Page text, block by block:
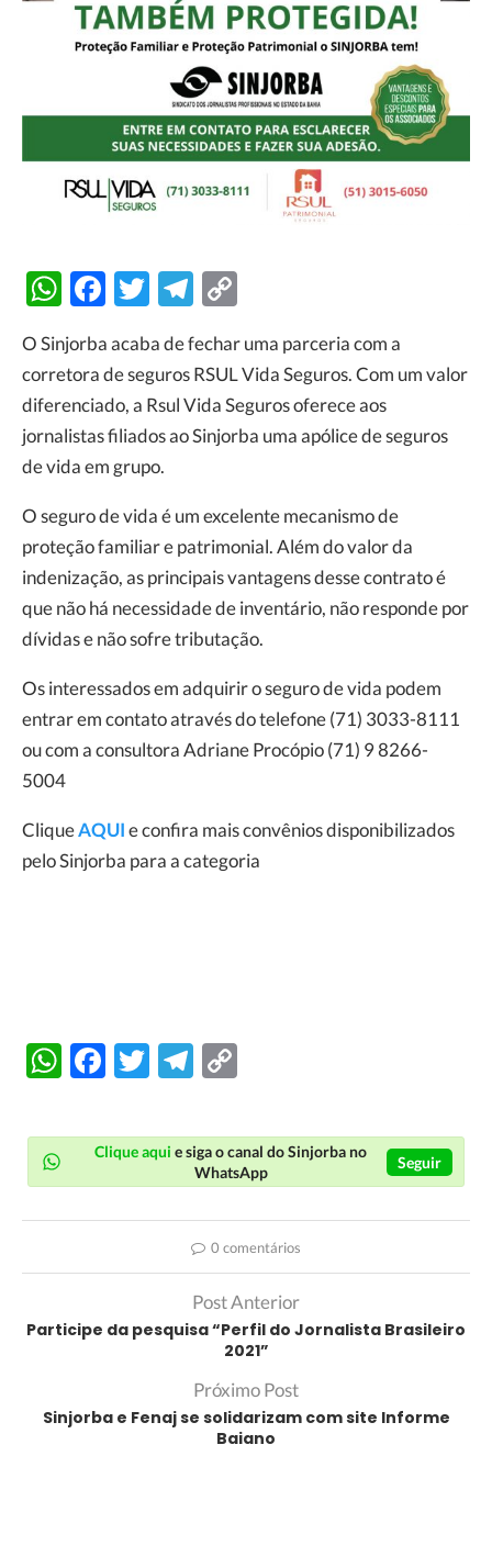
WhatsApp
Facebook
TwitterTelegram
O Sinjorba acaba de fechar uma parceria com a
corretora de seguros RSUL Vida Seguros. Com um valor
diferenciado, a Rsul Vida Seguros oferece aos
jornalistas filiados ao Sinjorba uma apólice de seguros
de vida em grupo.
O seguro de vida é um excelente mecanismo de
proteção familiar e patrimonial. Além do valor da
indenização, as principais vantagens desse contrato é
que não há necessidade de inventário, não responde por
dívidas e não sofre tributação.
Os interessados em adquirir o seguro de vida podem
entrar em contato através do telefone (71) 3033-8111
ou com a consultora Adriane Procópio (71) 9 8266-
5004
CliqueAQUIe confira mais convênios disponibilizados
pelo Sinjorba para a categoria
WhatsApp
Facebook
TwitterTelegram
Clique aqui e siga o canal do Sinjorba no
WhatsApp
Seguir
0 comentários
Post Anterior
Participe da pesquisa “Perfil do Jornalista Brasileiro
2021”
Próximo Post
Sinjorba e Fenaj se solidarizam com site Informe
Baiano